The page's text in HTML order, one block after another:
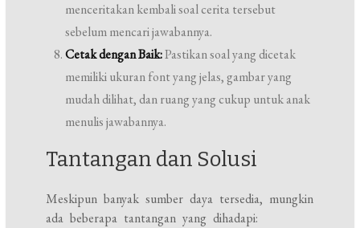
menceritakan kembali soal cerita tersebut
sebelum mencari jawabannya.
Cetak dengan Baik:Pastikan soal yang dicetak
memiliki ukuran font yang jelas, gambar yang
mudah dilihat, dan ruang yang cukup untuk anak
menulis jawabannya.
Tantangan dan Solusi
Meskipun banyak sumber daya tersedia, mungkin
ada beberapa tantangan yang dihadapi: